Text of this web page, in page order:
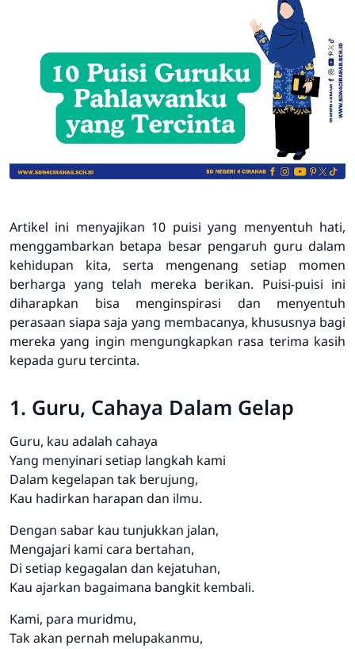
Artikel ini menyajikan 10 puisi yang menyentuh hati,
menggambarkan betapa besar pengaruh guru dalam
kehidupan kita, serta mengenang setiap momen
berharga yang telah mereka berikan. Puisi-puisi ini
diharapkan bisa menginspirasi dan menyentuh
perasaan siapa saja yang membacanya, khususnya bagi
mereka yang ingin mengungkapkan rasa terima kasih
kepada guru tercinta.
1. Guru, Cahaya Dalam Gelap
Guru, kau adalah cahaya
Yang menyinari setiap langkah kami
Dalam kegelapan tak berujung,
Kau hadirkan harapan dan ilmu.
Dengan sabar kau tunjukkan jalan,
Mengajari kami cara bertahan,
Di setiap kegagalan dan kejatuhan,
Kau ajarkan bagaimana bangkit kembali.
Kami, para muridmu,
Tak akan pernah melupakanmu,